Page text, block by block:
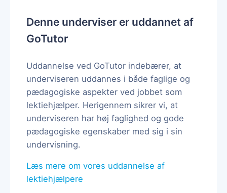
Denne underviser er uddannet af
GoTutor
Uddannelse ved GoTutor indebærer, at
underviseren uddannes i både faglige og
pædagogiske aspekter ved jobbet som
lektiehjælper. Herigennem sikrer vi, at
underviseren har høj faglighed og gode
pædagogiske egenskaber med sig i sin
undervisning.
Læs mere om vores uddannelse af
lektiehjælpere